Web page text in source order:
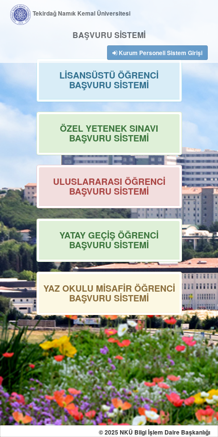
Tekirdağ Namık Kemal Üniversitesi
BAŞVURU SİSTEMİ
Kurum Personeli Sistem Girişi
LİSANSÜSTÜ ÖĞRENCİ
BAŞVURU SİSTEMİ
ÖZEL YETENEK SINAVI
BAŞVURU SİSTEMİ
ULUSLARARASI ÖĞRENCİ
BAŞVURU SİSTEMİ
YATAY GEÇİŞ ÖĞRENCİ
BAŞVURU SİSTEMİ
YAZ OKULU MİSAFİR ÖĞRENCİ
BAŞVURU SİSTEMİ
© 2025 NKÜ Bilgi İşlem Daire Başkanlığı